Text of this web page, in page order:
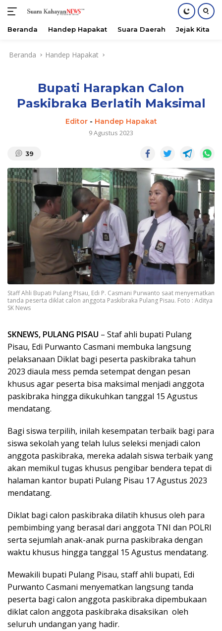
Beranda Handep Hapakat Suara Daerah Jejak Kita
Beranda Handep Hapakat
Bupati Harapkan Calon
Paskibraka Berlatih Maksimal
Editor- Handep Hapakat
9 Agustus 2023
39
Staff Ahli Bupati Pulang PIsau, Edi P. Casmani Purwanto saat menyematkan
tanda peserta diklat calon anggota Paskibraka Pulang Pisau. Foto : Aditya
SK News
SKNEWS, PULANG PISAU – Staf ahli bupati Pulang
Pisau, Edi Purwanto Casmani membuka langsung
pelaksanaan Diklat bagi peserta paskibraka tahun
2023 diaula mess pemda setempat dengan pesan
khusus agar peserta bisa maksimal menjadi anggota
paskibraka hingga dikukuhkan tanggal 15 Agustus
mendatang.
Bagi siswa terpilih, inilah kesempatan terbaik bagi para
siswa sekolah yang telah lulus seleksi menjadi calon
anggota paskibraka, mereka adalah siswa terbaik yang
akan memikul tugas khusus pengibar bendera tepat di
halaman kantor bupati Pulang Pisau 17 Agustus 2023
mendatang.
Diklat bagi calon paskibraka dilatih khusus oleh para
pembimbing yang berasal dari anggota TNI dan POLRI
serta sejumlah anak-anak purna paskibraka dengan
waktu khusus hingga tanggal 15 Agustus mendatang.
Mewakili bupati Pulang Pisau, staff ahli bupati, Edi
Purwanto Casmani menyematkan langsung tanda
peserta bagi calon anggota paskibraka dipembukaan
diklat calon anggota paskibraka disaksikan oleh
seluruh undangan yang hadir.